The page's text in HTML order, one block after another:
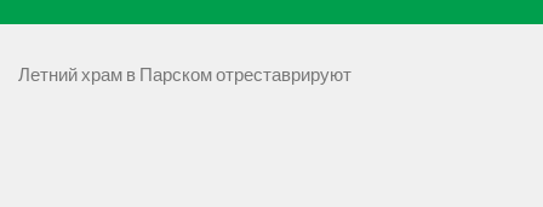
Летний храм в Парском отреставрируют